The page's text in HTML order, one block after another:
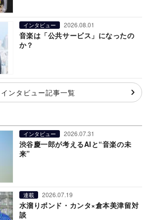
インタビュー 2026.08.01
音楽は「公共サービス」になったの
か？
インタビュー記事一覧
インタビュー 2026.07.31
渋谷慶一郎が考えるAIと“音楽の未
来”
連載 2026.07.19
水溜りボンド・カンタ×倉本美津留対
談